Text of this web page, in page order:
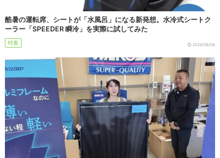
酷暑の運転席、シートが「水風呂」になる新発想。水冷式シートク
ーラー「SPEEDER 瞬冷」を実際に試してみた
特集 2026/08/06